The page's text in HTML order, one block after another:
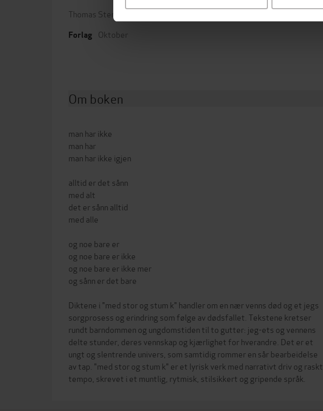
Thomas Stene-Johansen
Forlag Oktober
Om boken
man har ikke
man har
man har ikke igjen
alltid er det sånn
med alt
det er sånn alltid
med alle
og noe bare er
og noe bare er ikke
og noe bare er ikke mer
og sånn er det bare
Diktene i "med stor og stum k" handler om en nær venns død og et jegs
sorgprosess og erindring som følge av dødsfallet. Tekstene kretser
rundt barndommen og ungdomstiden til to gutter: jeg-ets og vennens
delte stunder, deres vennskap og kjærlighet for hverandre. Det er et
ungt og slentrende univers, som samtidig rommer en sår bearbeidelse
av tap. "med stor og stum k" er et lyrisk verk med narrativt driv og raskt